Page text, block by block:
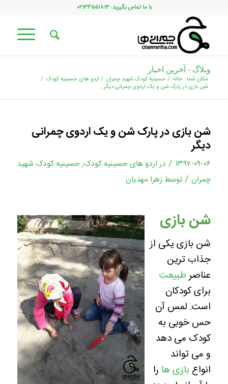
با ما تماس بگیرید: ۰۲۱۳۳۵۵۱۸۱۳
وبلاگ - آخرین اخبار
مکان شما: خانه /حسینیه کودک شهید چمران / اردو های حسینیه کودک /
شن بازی در پارک شن و یک اردوی چمرانی دیگر...
شن بازی در پارک شن و یک اردوی چمرانی
دیگر
۱۳۹۷-۰۹-۰۶ / دراردو های حسینیه کودک,حسینیه کودک شهید
چمران / توسط زهرا مهدیان
شن بازی
شن بازی یکی از
جذاب ترین
عناصرطبیعت
برای کودکان
است. لمس آن
حس خوبی به
کودک می دهد
و می تواند
انواع بازی ها را